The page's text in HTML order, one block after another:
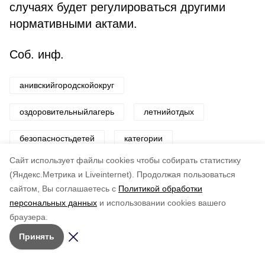
Cайт использует файлы cookies чтобы собирать статистику
(Яндекс.Метрика и Liveinternet).
Продолжая пользоваться
сайтом, Вы соглашаетесь с Политикой обработки
персональных данных и использовании cookies вашего
браузера.
Принять
случаях будет регулироваться другими
нормативными актами.
Соб. инф.
анивскийгородскойокруг
оздоровительныйлагерь летнийотдых
безопасностьдетей категории
Авторы: ADMIN admin
по оценке
5